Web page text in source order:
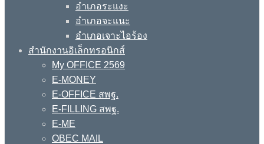
อำเภอระแงะ
อำเภอจะแนะ
อำเภอเจาะไอร้อง
สำนักงานอิเล็กทรอนิกส์
My OFFICE 2569
E-MONEY
E-OFFICE สพฐ.
E-FILLING สพฐ.
E-ME
OBEC MAIL